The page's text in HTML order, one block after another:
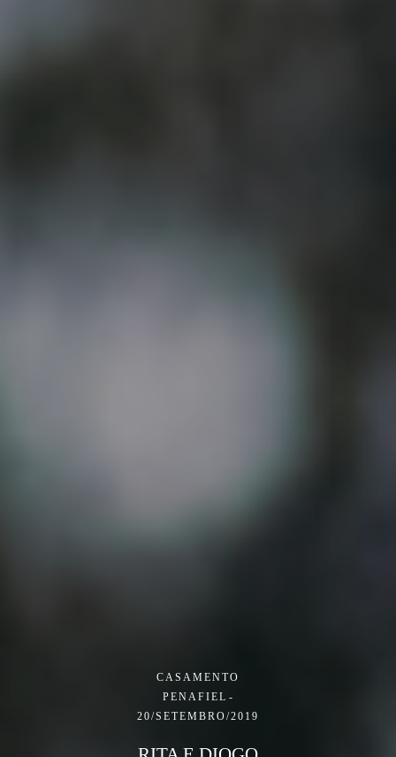
CASAMENTO
PENAFIEL
20/SETEMBRO/2019